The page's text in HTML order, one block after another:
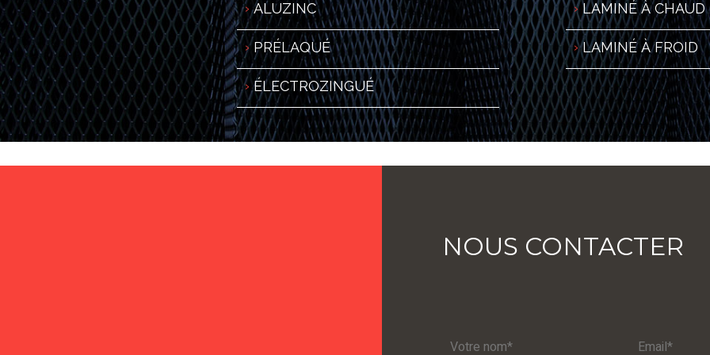
ALUZINC
PRÉLAQUÉ
ÉLECTROZINGUÉ
LAMINÉ À CHAUD
LAMINÉ À FROID
NOUS CONTACTER